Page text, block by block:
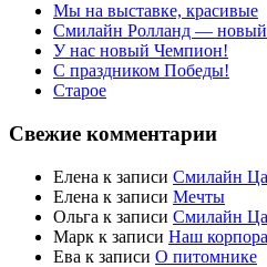
Мы на выставке, красивые
Смилайн Ролланд —
У нас новый Чемпион!
С праздником Победы!
Старое
Свежие комментарии
Елена к записи Смилайн
Елена к записи Мечты
Ольга к записи Смилайн
Марк к записи Наш
Ева к записи О питомнике